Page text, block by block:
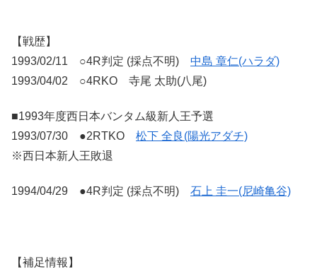
【戦歴】
1993/02/11 ○4R判定 (採点不明) 中島 章仁(ハラダ)
1993/04/02 ○4RKO 寺尾 太助(八尾)
■1993年度西日本バンタム級新人王予選
1993/07/30 ●2RTKO 松下 全良(陽光アダチ)
※西日本新人王敗退
1994/04/29 ●4R判定 (採点不明) 石上 圭一(尼崎亀谷)
【補足情報】